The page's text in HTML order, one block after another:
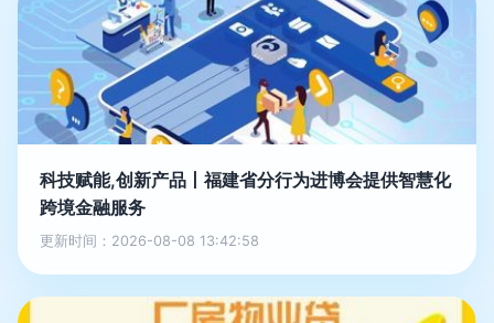
科技赋能,创新产品丨福建省分行为进博会提供智慧化
跨境金融服务
更新时间：2026-08-08 13:42:58